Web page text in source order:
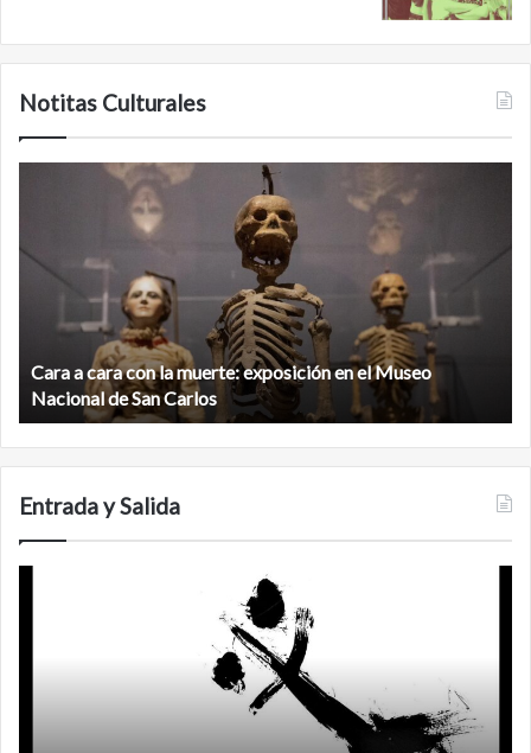
Notitas Culturales
con la muerte: exposición en el Museo
San Carlos
la
maya
virgen
al
norte
de
la
biosfera
de
Calakmul
Minanbé, la
Calakmul
Entrada y Salida